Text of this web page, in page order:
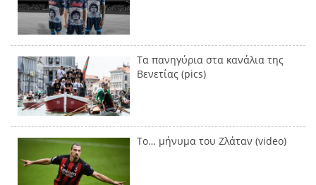
Τα πανηγύρια στα κανάλια της
Βενετίας (pics)
Το… μήνυμα του Ζλάταν (video)